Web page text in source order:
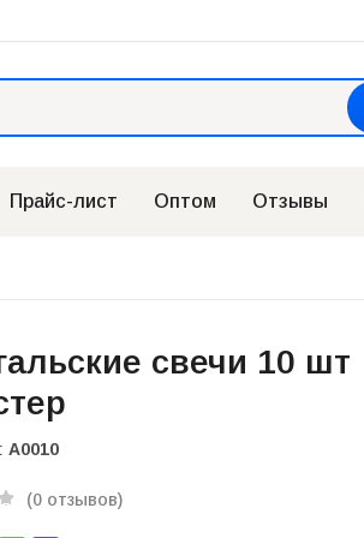
Прайс-лист Оптом Отзывы
свечи 10 шт
А0010
(0 отзывов)